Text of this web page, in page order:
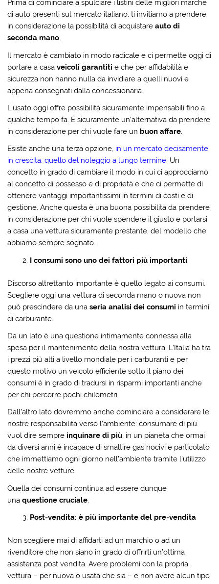
Prima di cominciare a spulciare i listini delle migliori marche
di auto presenti sul mercato italiano, ti invitiamo a prendere
in considerazione la possibilità di acquistareauto di
seconda mano.
Il mercato è cambiato in modo radicale e ci permette oggi di
portare a casaveicoli garantiti e che per affidabilità e
sicurezza non hanno nulla da invidiare a quelli nuovi e
appena consegnati dalla concessionaria.
L’usato oggi offre possibilità sicuramente impensabili fino a
qualche tempo fa. È sicuramente un’alternativa da prendere
in considerazione per chi vuole fare un buon affare.
Esiste anche una terza opzione, in un mercato decisamente
in crescita, quello del noleggio a lungo termine. Un
concetto in grado di cambiare il modo in cui ci approcciamo
al concetto di possesso e di proprietà e che ci permette di
ottenere vantaggi importantissimi in termini di costi e di
gestione. Anche questa è una buona possibilità da prendere
in considerazione per chi vuole spendere il giusto e portarsi
a casa una vettura sicuramente prestante, del modello che
abbiamo sempre sognato.
I consumi sono uno dei fattori più importanti
Discorso altrettanto importante è quello legato ai consumi.
Scegliere oggi una vettura di seconda mano o nuova non
può prescindere da unaseria analisi dei consumi in termini
di carburante.
Da un lato è una questione intimamente connessa alla
spesa per il mantenimento della nostra vettura. L’Italia ha tra
i prezzi più alti a livello mondiale per i carburanti e per
questo motivo un veicolo efficiente sotto il piano dei
consumi è in grado di tradursi in risparmi importanti anche
per chi percorre pochi chilometri.
Dall’altro lato dovremmo anche cominciare a considerare le
nostre responsabilità verso l’ambiente: consumare di più
vuol dire sempre inquinare di più, in un pianeta che ormai
da diversi anni è incapace di smaltire gas nocivi e particolato
che immettiamo ogni giorno nell’ambiente tramite l’utilizzo
delle nostre vetture.
Quella dei consumi continua ad essere dunque
unaquestione cruciale.
Post-vendita: è più importante del pre-vendita
Non scegliere mai di affidarti ad un marchio o ad un
rivenditore che non siano in grado di offrirti un’ottima
assistenza post vendita. Avere problemi con la propria
vettura – per nuova o usata che sia – e non avere alcun tipo